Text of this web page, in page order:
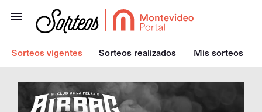
Sorteos vigentes Sorteos realizados Mis sorteos